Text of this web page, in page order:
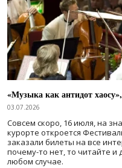
«Музыка как антидот
03.07.2026
Совсем скоро, 16 июля, на
курорте откроется
заказали билеты на все
почему-то нет, то читайте и
любом случае.